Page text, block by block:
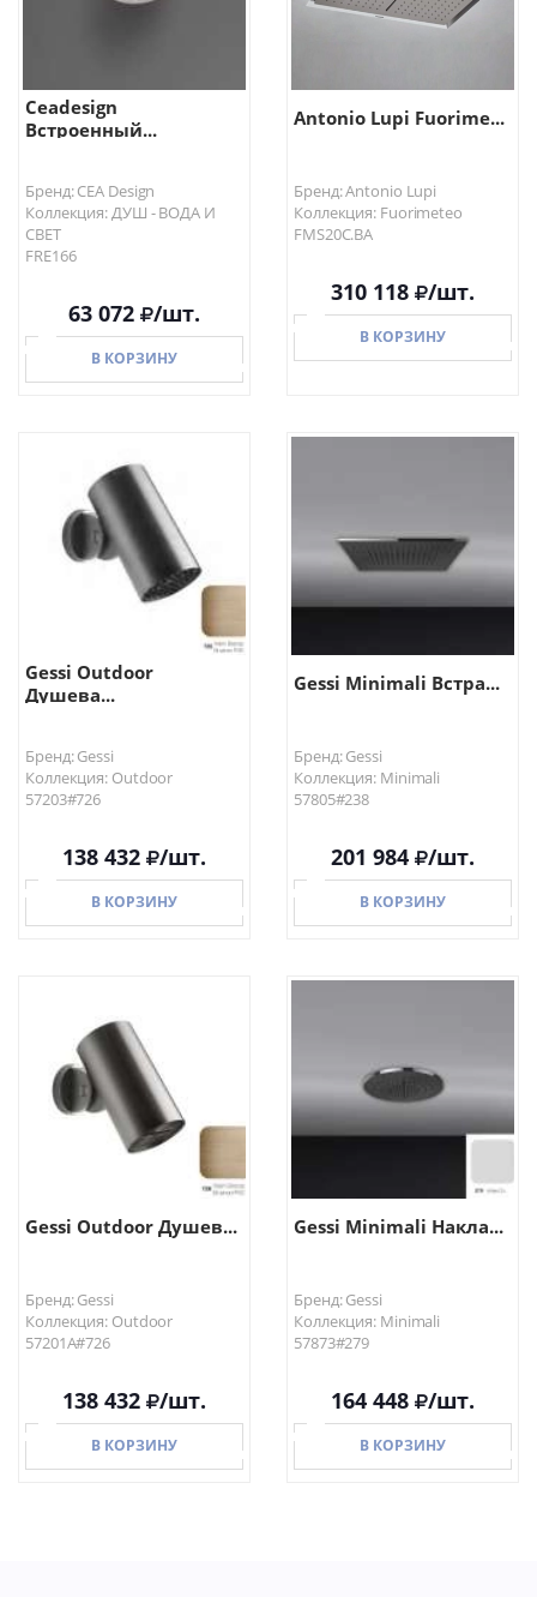
Ceadesign
Встроенный...
Бренд: CEA Design
Коллекция: ДУШ - ВОДА И
СВЕТ
FRE166
63 072 /шт.
В КОРЗИНУ
В КОРЗИНУ
Antonio Lupi Fuorime...
Бренд: Antonio Lupi
Коллекция: Fuorimeteo
FMS20C.BA
310 118 /шт.
В КОРЗИНУ
Gessi Outdoor
Душева...
Бренд: Gessi
Коллекция: Outdoor
57203#726
138 432 /шт.
В КОРЗИНУ
В КОРЗИНУ
Gessi Minimali Встра...
Бренд: Gessi
Коллекция: Minimali
57805#238
201 984 /шт.
В КОРЗИНУ
Gessi Outdoor Душев...
Бренд: Gessi
Коллекция: Outdoor
57201A#726
138 432 /шт.
В КОРЗИНУ
Gessi Minimali Накла...
Бренд: Gessi
Коллекция: Minimali
57873#279
164 448 /шт.
В КОРЗИНУ